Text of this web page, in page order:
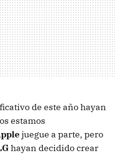
de este año hayan
estamos
juegue a parte, pero
hayan decidido crear